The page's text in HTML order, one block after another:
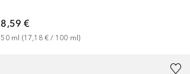
8,59 €
50 ml (17,18 € / 100 ml)